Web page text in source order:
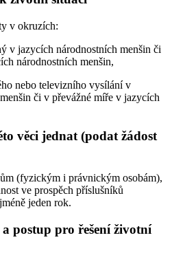
v okruzích:
v jazycích národnostních menšin či
národnostních menšin,
nebo televizního vysílání v
či v převážné míře v jazycích
věci jednat (podat žádost
(fyzickým i právnickým osobám),
ve prospěch příslušníků
jeden rok.
postup pro řešení životní